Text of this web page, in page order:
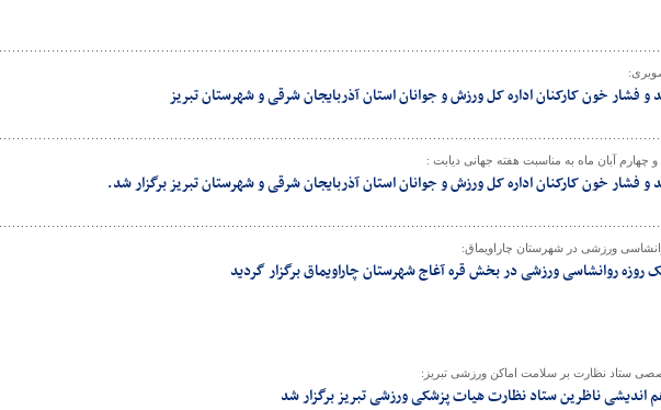
و فشار خون کارکنان اداره کل ورزش و جوانان استان آذربایجان شرقی و شهرستان تبریز
چهارم آبان ماه به مناسبت هفته جهانی دیابت :
و فشار خون کارکنان اداره کل ورزش و جوانان استان آذربایجان شرقی و شهرستان تبریز برگزار شد.
ورزشی در شهرستان چاراویماق:
روزه روانشاسی ورزشی در بخش قره آغاج شهرستان چاراویماق برگزار گردید
ستاد نظارت بر سلامت اماکن ورزشی تبریز:
ناظرین ستاد نظارت هیات پزشکی ورزشی تبریز برگزار شد